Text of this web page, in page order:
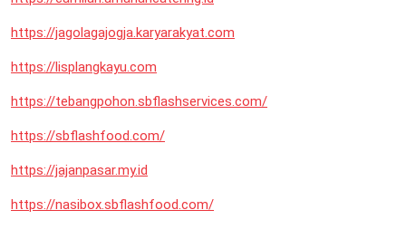
https://jagolagajogja.karyarakyat.com
https://lisplangkayu.com
https://tebangpohon.sbflashservices.com/
https://sbflashfood.com/
https://jajanpasar.my.id
https://nasibox.sbflashfood.com/